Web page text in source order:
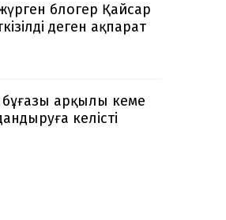
блогер Қайсар
деген ақпарат
арқылы кеме
келісті